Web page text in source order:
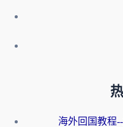
海外回国教程